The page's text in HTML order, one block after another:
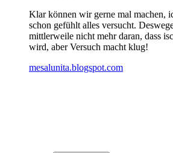
Klar können wir gerne mal machen,
schon gefühlt alles versucht.
mittlerweile nicht mehr daran, dass
wird, aber Versuch macht klug!
mesalunita.blogspot.com